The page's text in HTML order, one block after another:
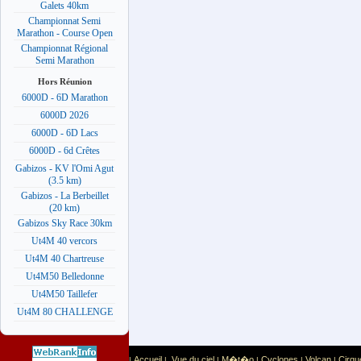
Galets 40km
Championnat Semi
Marathon - Course Open
Championnat Régional
Semi Marathon
Hors Réunion
6000D - 6D Marathon
6000D 2026
6000D - 6D Lacs
6000D - 6d Crêtes
Gabizos - KV l'Omi Agut
(3.5 km)
Gabizos - La Berbeillet
(20 km)
Gabizos Sky Race 30km
Ut4M 40 vercors
Ut4M 40 Chartreuse
Ut4M50 Belledonne
Ut4M50 Taillefer
Ut4M 80 CHALLENGE